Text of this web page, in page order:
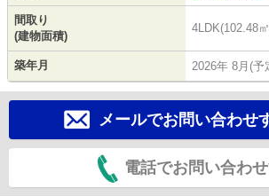
間取り
(建物面積)
4LDK(102.48
築年月 2026年 8月(予
メールでお問い合わせ
電話でお問い合わ